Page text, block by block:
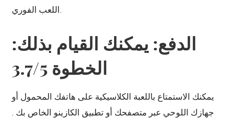
اللعب الفوري.
الدفع: يمكنك القيام بذلك:
الخطوة 3.7/5
يمكنك الاستمتاع باللعبة الكلاسيكية على هاتفك المحمول أو
جهازك اللوحي عبر متصفحك أو تطبيق الكازينو الخاص بك .